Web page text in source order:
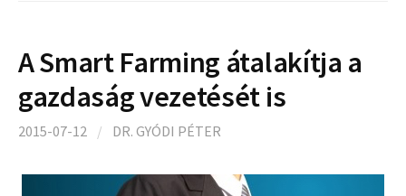
A Smart Farming átalakítja a
gazdaság vezetését is
2015-07-12 / DR. GYÓDI PÉTER